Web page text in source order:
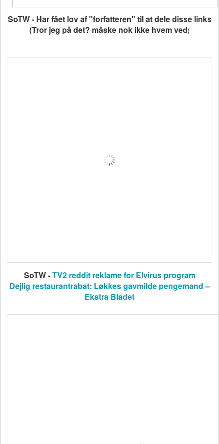
SoTW - Har fået lov af "forfatteren" til at dele disse links
(Tror jeg på det? måske nok ikke hvem ved)
SoTW -TV2 reddit reklame for Elvirus program
Dejlig restaurantrabat: Løkkes gavmilde pengemand –
Ekstra Bladet